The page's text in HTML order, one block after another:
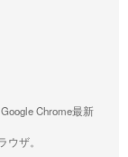
Chrome最新
ザ。